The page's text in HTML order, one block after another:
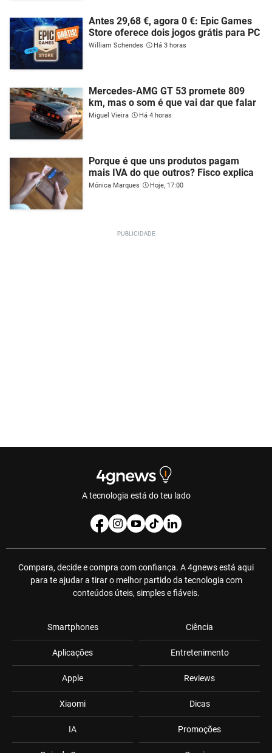
Antes 29,68 €, agora 0 €: Epic Games
Store oferece dois jogos grátis para PC
William Schendes Há 3 horas
Mercedes-AMG GT 53 promete 809
km, mas o som é que vai dar que falar
Miguel Vieira Há 4 horas
Porque é que uns produtos pagam
mais IVA do que outros? Fisco explica
Mónica Marques Hoje, 17:00
A tecnologia está do teu lado
Compara, decide e compra com confiança. A 4gnews está aqui
para te ajudar a tirar o melhor partido da tecnologia com
conteúdos úteis, simples e fiáveis.
Smartphones
Aplicações
Apple
Xiaomi
IA
Ciência
Entretenimento
Reviews
Dicas
Promoções